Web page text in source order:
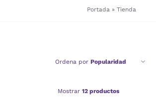
Portada » Tienda
Ordena por Popularidad
Mostrar 12 productos